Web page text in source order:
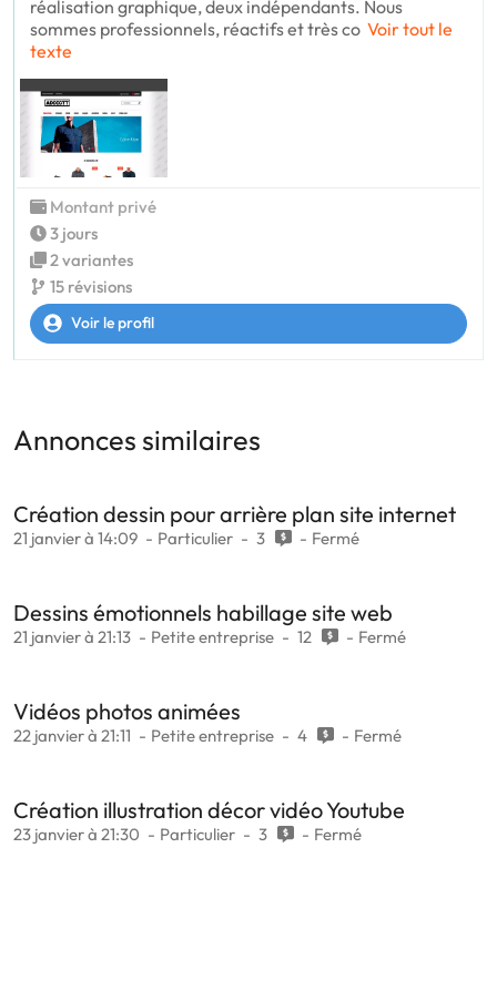
réalisation graphique, deux indépendants. Nous
sommes professionnels, réactifs et très co Voir tout le
texte
Montant privé
3 jours
2 variantes
15 révisions
Voir le profil
Annonces similaires
Création dessin pour arrière plan site internet
21 janvier à 14:09 Particulier 3 Fermé
Dessins émotionnels habillage site web
21 janvier à 21:13 Petite entreprise 12 Fermé
Vidéos photos animées
22 janvier à 21:11 Petite entreprise 4 Fermé
Création illustration décor vidéo Youtube
23 janvier à 21:30 Particulier 3 Fermé